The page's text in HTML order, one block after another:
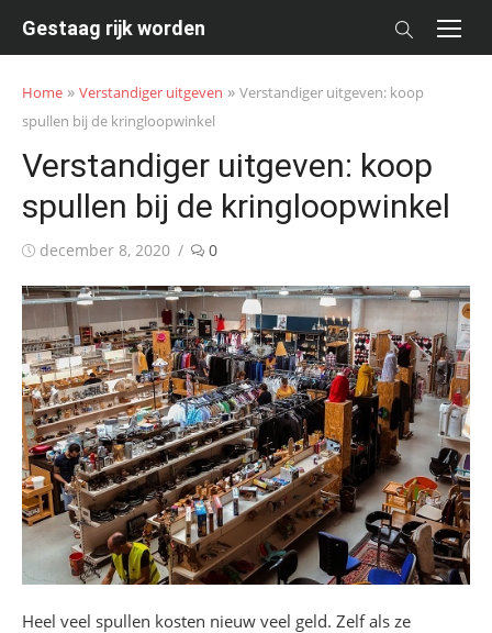
Gestaag rijk worden
Home » Verstandiger uitgeven » Verstandiger uitgeven: koop
spullen bij de kringloopwinkel
Verstandiger uitgeven: koop
spullen bij de kringloopwinkel
Posted
december 8, 2020 0
Heel veel spullen kosten nieuw veel geld. Zelf als ze